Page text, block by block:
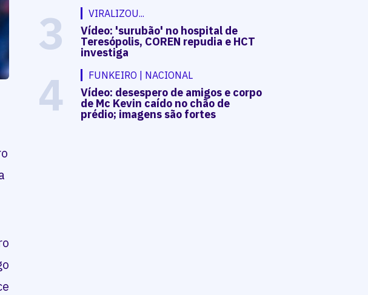
3 VIRALIZOU...
Vídeo: 'surubão' no hospital de
Teresópolis, COREN repudia e HCT
investiga
4 FUNKEIRO | NACIONAL
Vídeo: desespero de amigos e corpo
de Mc Kevin caído no chão de
prédio; imagens são fortes